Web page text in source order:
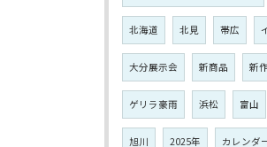
北海道 北見 帯広
大分展示会 新商品 新
ゲリラ豪雨 浜松 富山
旭川 2025年 カレンダ